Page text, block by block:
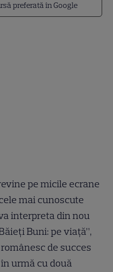
preferată în Google
pe micile ecrane
mai cunoscute
interpreta din nou
Buni: pe viață”,
de succes
urmă cu două